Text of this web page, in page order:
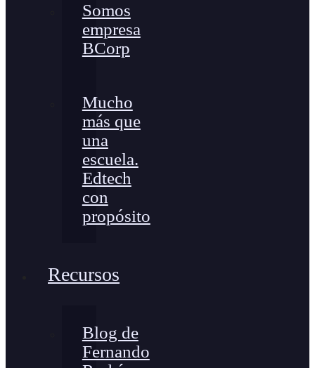
Somos
empresa
BCorp
Mucho
más que
una
escuela.
Edtech
con
propósito
Recursos
Blog de
Fernando